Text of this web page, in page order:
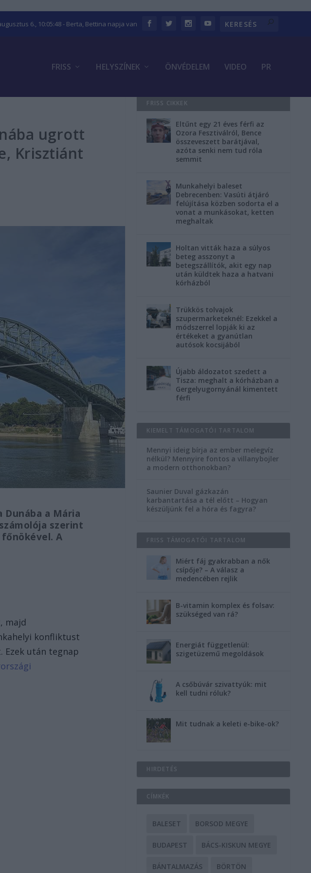
6., 10:05:49- Berta, Bettina napja van
FRISS HELYSZÍNEK ÖNVÉDELEM VIDEO PR
ugrott
Krisztiánt
a Mária
szerint
A
majd
konfliktust
után tegnap
FRISS CIKKEK
Eltűnt egy 21 éves férfi az
Ozora Fesztiválról, Bence
összeveszett barátjával,
azóta senki nem tud róla
semmit
Munkahelyi baleset
Debrecenben: Vasúti átjáró
felújítása közben sodorta el a
vonat a munkásokat, ketten
meghaltak
Holtan vitták haza a súlyos
beteg asszonyt a
betegszállítók, akit egy nap
után küldtek haza a hatvani
kórházból
Trükkös tolvajok
szupermarketeknél: Ezekkel a
módszerrel lopják ki az
értékeket a gyanútlan
autósok kocsijából
Újabb áldozatot szedett a
Tisza: meghalt a kórházban a
Gergelyugornyánál kimentett
férfi
KIEMELT TÁMOGATÓI TARTALOM
Mennyi ideig bírja az ember melegvíz
nélkül? Mennyire fontos a villanybojler
a modern otthonokban?
Saunier Duval gázkazán
karbantartása a tél előtt – Hogyan
készüljünk fel a hóra és fagyra?
FRISS TÁMOGATÓI TARTALOM
Miért fáj gyakrabban a nők
csípője? – A válasz a
medencében rejlik
B-vitamin komplex és folsav:
szükséged van rá?
Energiát függetlenül:
szigetüzemű megoldások
A csőbúvár szivattyúk: mit
kell tudni róluk?
Mit tudnak a keleti e-bike-ok?
HIRDETÉS
CÍMKÉK
BALESET BORSOD MEGYE
BUDAPEST BÁCS-KISKUN MEGYE
BÁNTALMAZÁS BÖRTÖN